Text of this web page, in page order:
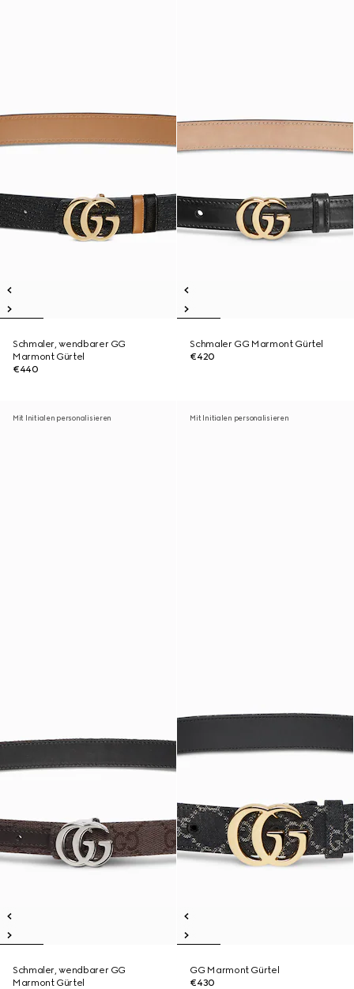
Schmaler, wendbarer GG
Marmont Gürtel
€440
Schmaler GG Marmont Gürtel
€420
Mit Initialen personalisieren
Schmaler, wendbarer GG
Marmont Gürtel
Mit Initialen personalisieren
GG Marmont Gürtel
€430